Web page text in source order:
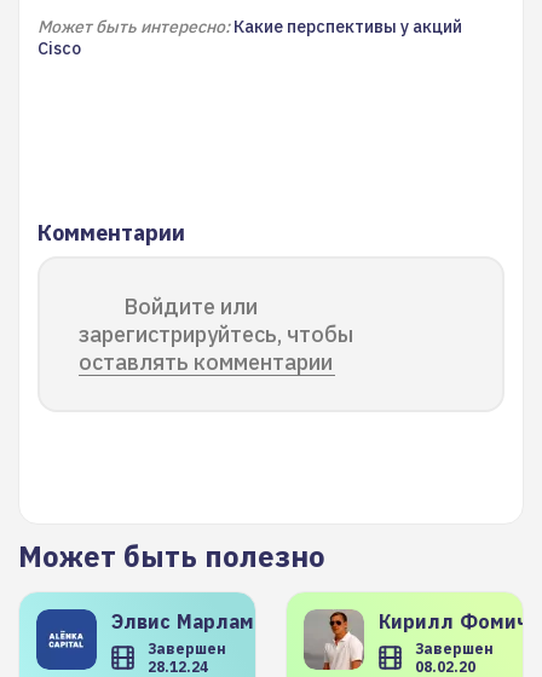
Может быть интересно:Какие перспективы у акций
Cisco
Комментарии
Войдите или
зарегистрируйтесь, чтобы
оставлять комментарии
Может быть полезно
Элвис Марламов
Завершен
28.12.24
Кирилл
Завершен
08.02.20